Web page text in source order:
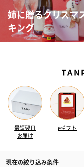
姉に贈るクリスマ
キング
最短翌日
お届け
eギフト
現在の絞り込み条件